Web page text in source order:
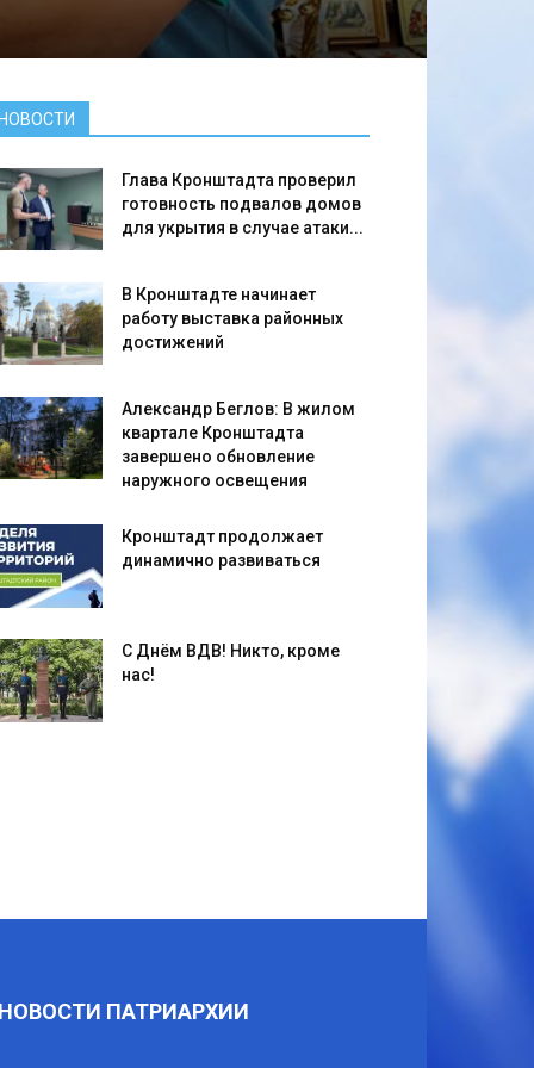
Глава Кронштадта проверил
готовность подвалов домов
для укрытия в случае атаки...
В Кронштадте начинает
работу выставка районных
достижений
Александр Беглов: В жилом
квартале Кронштадта
завершено обновление
наружного освещения
Кронштадт продолжает
динамично развиваться
С Днём ВДВ! Никто, кроме
нас!
ПАТРИАРХИИ